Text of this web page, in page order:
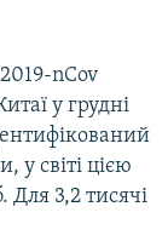
nCov
у грудні
у світі цією
Для 3,2 тисячі